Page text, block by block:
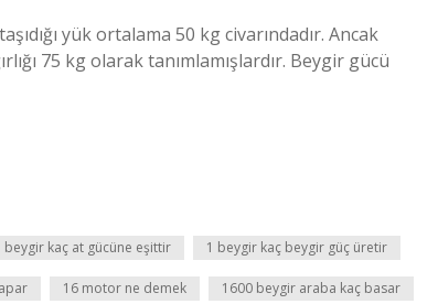
yük ortalama 50 kg civarındadır. Ancak
75 kg olarak tanımlamışlardır. Beygir gücü
beygir kaç at gücüne eşittir 1 beygir kaç beygir güç üretir
16 motor ne demek 1600 beygir araba kaç basar